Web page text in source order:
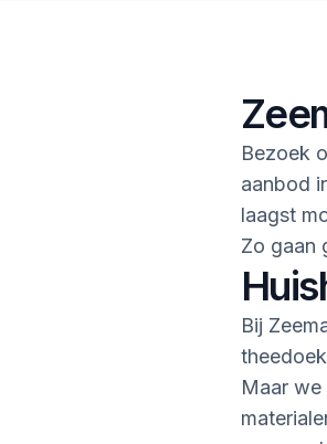
Bezoek
aanbod
laagst
Zo gaan
Bij
Maar we